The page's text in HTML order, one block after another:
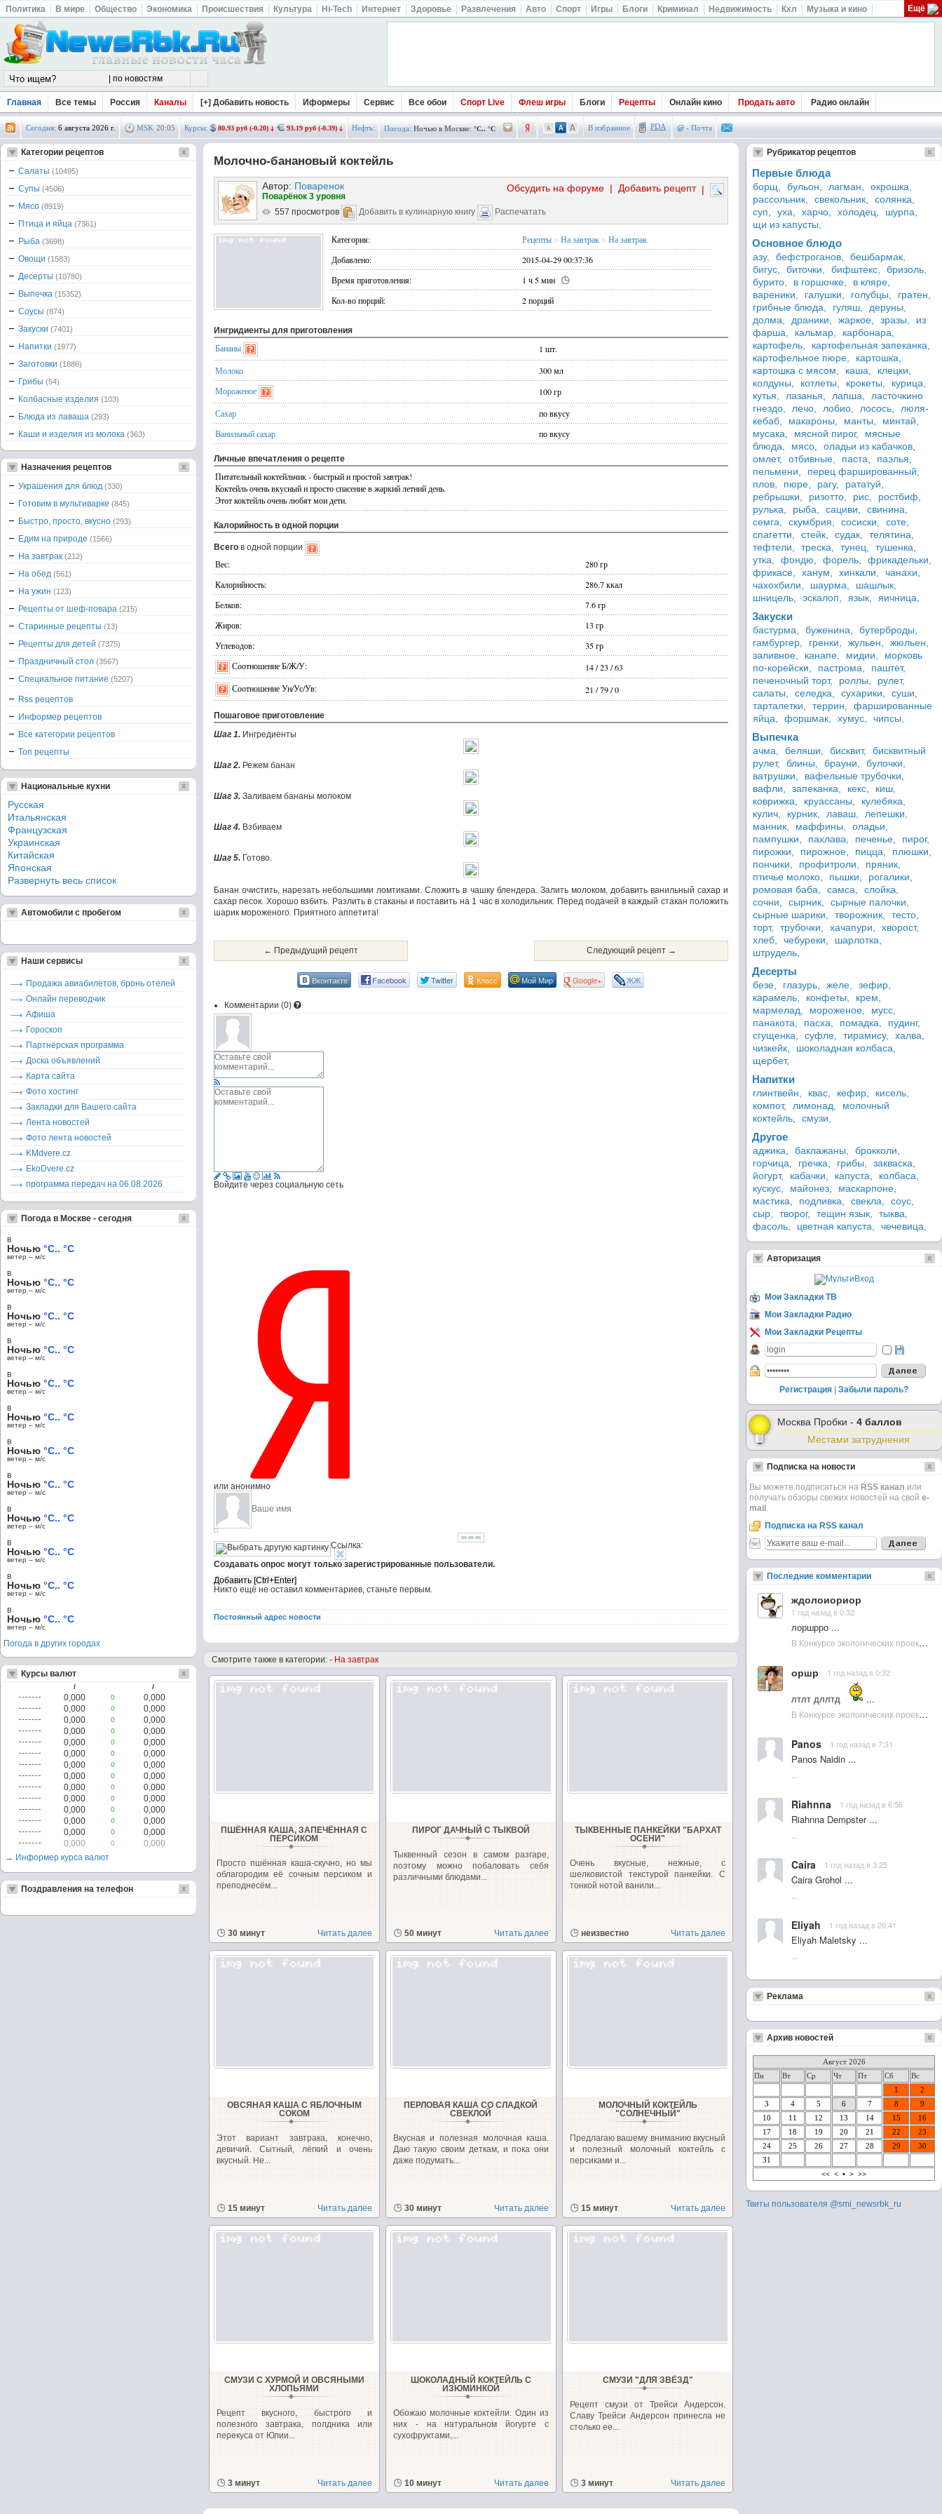
Политика В мире Общество Экономика Происшествия Культура Hi-Tech Интернет Здоровье Развлечения Авто Спорт Игры Блоги Криминал Недвижимость Кхл Музыка и кино Ещё
Главная Все темы Россия Каналы [+] Добавить новость Иформеры Сервис Все обои Спорт Live Флеш игры Блоги Рецепты Онлайн кино Продать авто Радио онлайн
Сегодня: 6 августа 2026 г. MSK 20:05 Курсы: 80.93 руб (-0.20) 93.19 руб (-0.39) Нефть: Погода: Ночью в Москве: °C.. °C В избранное PDA @ - Почта
Молочно-банановый коктейль
Автор: Поваренок |
Добавить рецепт
|
Обсудить на форуме
Поварёнок 3 уровня
557 просмотров
Добавить в кулинарную книгу Распечатать
Категория: Рецепты > На завтрак > На завтрак
Добавлено:
2015-04-29 00:37:36
Время приготовления:
1 ч 5 мин
Кол-во порций:
2 порций
Ингридиенты для приготовления
Бананы
1 шт.
Молоко
300 мл
Мороженое
100 гр
Сахар
по вкусу
Ванильный сахар
по вкусу
Личные впечатления о рецепте
Питательный коктейльчик - быстрый и простой завтрак!
Коктейль очень вкусный и просто спасение в жаркий летний день.
Этот коктейль очень любят мои дети.
Калорийность в одной порции
Всего в одной порции
Вес: 280гр
Калорийность:
286.7ккал
Белков:
7.6гр
Жиров:
13 гр
Углеводов:
35гр
Соотношение Б/Ж/У:
14/23 /63
Соотношение Ун/Ус/Ув:
21 /79/0
Пошаговое приготовление
Шаг 1. Ингредиенты
Шаг 2. Режем банан
Шаг 3. Заливаем бананы молоком
Шаг 4. Взбиваем
Шаг 5. Готово.
Банан очистить, нарезать небольшими ломтиками. Сложить в чашку блендера. Залить молоком, добавить ванильный сахар и
сахар песок. Хорошо взбить. Разлить в стаканы и поставить на 1 час в холодильник. Перед подачей в каждый стакан положить
шарик мороженого. Приятного аппетита!
← Предыдущий рецепт Следующий рецепт →
Вконтакте Facebook Twitter Класс Мой Мир Google+ ЖЖ
Комментарии (0)
Войдите через социальную сеть
или анонимно
Ссылка:
Создавать опрос могут только зарегистрированные пользователи.
Никто ещё не оставил комментариев, станьте первым.
Постоянный адрес новости
Смотрите также в категории: - На завтрак
ПШЁННАЯ КАША, ЗАПЕЧЁННАЯ С
ПЕРСИКОМ
Просто пшённая каша-скучно, но мы
облагородим её сочным персиком и
преподнесём...
30 минут Читать далее
ПИРОГ ДАЧНЫЙ С ТЫКВОЙ
Тыквенный сезон в самом разгаре,
поэтому можно побаловать себя
различными блюдами...
50 минут Читать далее
ТЫКВЕННЫЕ ПАНКЕЙКИ "БАРХАТ
ОСЕНИ"
Очень вкусные, нежные, с
шелковистой текстурой панкейки. С
тонкой нотой ванили...
неизвестно Читать далее
ОВСЯНАЯ КАША С ЯБЛОЧНЫМ
СОКОМ
Этот вариант завтрака, конечно,
девичий. Сытный, лёгкий и очень
вкусный. Не...
15 минут Читать далее
ПЕРЛОВАЯ КАША СО СЛАДКОЙ
СВЕКЛОЙ
Вкусная и полезная молочная каша.
Даю такую своим деткам, и пока они
даже подумать...
30 минут Читать далее
МОЛОЧНЫЙ КОКТЕЙЛЬ
"СОЛНЕЧНЫЙ"
Предлагаю вашему вниманию вкусный
и полезный молочный коктейль с
персиками и...
15 минут Читать далее
СМУЗИ С ХУРМОЙ И ОВСЯНЫМИ
ХЛОПЬЯМИ
Рецепт вкусного, быстрого и
полезного завтрака, полдника или
перекуса от Юлии...
3 минут Читать далее
ШОКОЛАДНЫЙ КОКТЕЙЛЬ С
ИЗЮМИНКОЙ
Обожаю молочные коктейли. Один из
них - на натуральном йогурте с
сухофруктами,...
10 минут Читать далее
СМУЗИ "ДЛЯ ЗВЁЗД"
Рецепт смузи от Трейси Андерсон.
Славу Трейси Андерсон принесла не
столько ее...
3 минут Читать далее
Категории рецептов
Салаты (10495)
Супы (4506)
Мясо (8919)
Птица и яйца (7361)
Рыба (3698)
Овощи (1583)
Десерты (10780)
Выпечка (15352)
Соусы (874)
Закуски (7401)
Напитки (1977)
Заготовки (1886)
Грибы (54)
Колбасные изделия (103)
Блюда из лаваша (293)
Каши и изделия из молока (363)
Назначения рецептов
Украшения для блюд (330)
Готовим в мультиварке (845)
Быстро, просто, вкусно (293)
Едим на природе (1566)
На завтрак (212)
На обед (561)
На ужин (123)
Рецепты от шеф-повара (215)
Старинные рецепты (13)
Рецепты для детей (7375)
Праздничный стол (3567)
Специальное питание (5207)
Rss рецептов
Информер рецептов
Все категории рецептов
Топ рецепты
Национальные кухни
Русская
Итальянская
Французская
Украинская
Китайская
Японская
Развернуть весь список
Автомобили с пробегом
Наши сервисы
Продажа авиабилетов, бронь отелей
Онлайн переводчик
Афиша
Гороскоп
Партнёрская программа
Доска объявлений
Карта сайта
Фото хостинг
Закладки для Вашего сайта
Лента новостей
Фото лента новостей
KMdvere.cz
EkoDvere.cz
программа передач на 06.08.2026
Погода в Москве - сегодня
в
Ночью °C.. °C
ветер – м/c
в
Ночью °C.. °C
ветер – м/c
в
Ночью °C.. °C
ветер – м/c
в
Ночью °C.. °C
ветер – м/c
в
Ночью °C.. °C
ветер – м/c
в
Ночью °C.. °C
ветер – м/c
в
Ночью °C.. °C
ветер – м/c
в
Ночью °C.. °C
ветер – м/c
в
Ночью °C.. °C
ветер – м/c
в
Ночью °C.. °C
ветер – м/c
в
Ночью °C.. °C
ветер – м/c
в
Ночью °C.. °C
ветер – м/c
Погода в других городах
Курсы валют
/ /
0,000 0
0,000
0,000
0
0,000
0,000
0
0,000
0,000
0
0,000
0,000
0
0,000
0,000
0
0,000
0,000
0
0,000
0,000
0
0,000
0,000
0
0,000
0,000
0
0,000
0,000
0
0,000
0,000
0
0,000
0,000
0
0,000
0,000
0
0,000
→ Информер курса валют
Поздравления на телефон
Рубрикатор рецептов
Первые блюда
борщ, бульон, лагман,
окрошка,
рассольник,
свекольник,
солянка,
суп,
уха, харчо, холодец,
шурпа,
щи из капусты,
Основное блюдо
азу, бефстроганов,
бешбармак,
бигус,
биточки, бифштекс,
бризоль,
бурито,
в горшочке,
в кляре,
вареники,
галушки, голубцы,
гратен,
грибные блюда,
гуляш,
деруны,
долма,
драники, жаркое, зразы,
из
фарша,
кальмар,
карбонара,
картофель,
картофельная запеканка,
картофельное пюре,
картошка,
картошка с мясом,
каша,
клецки,
колдуны,
котлеты, крокеты,
курица,
кутья,
лазанья, лапша,
ласточкино
гнездо,
лечо, лобио, лосось,
люля-
кебаб,
макароны, манты,
минтай,
мусака,
мясной пирог,
мясные
блюда,
мясо,
оладьи из кабачков,
омлет,
отбивные, паста,
паэлья,
пельмени,
перец фаршированный,
плов,
пюре, рагу,
рататуй,
ребрышки,
ризотто, рис,
ростбиф,
рулька,
рыба, сациви,
свинина,
семга,
скумбрия, сосиски,
соте,
спагетти,
стейк, судак,
телятина,
тефтели,
треска, тунец,
тушенка,
утка,
фондю, форель,
фрикадельки,
фрикасе,
ханум, хинкали,
чанахи,
чахохбили,
шаурма,
шашлык,
шницель,
эскалоп, язык, яичница,
Закуски
бастурма, буженина,
бутерброды,
гамбургер,
гренки, жульен,
жюльен,
заливное,
канапе, мидии,
морковь
по-корейски,
пастрома,
паштет,
печеночный торт,
роллы,
рулет,
салаты,
селедка, сухарики,
суши,
тарталетки,
террин,
фаршированные
яйца,
форшмак, хумус, чипсы,
Выпечка
ачма, беляши, бисквит,
бисквитный
рулет,
блины, брауни,
булочки,
ватрушки,
вафельные трубочки,
вафли,
запеканка, кекс,
киш,
коврижка,
круассаны,
кулебяка,
кулич,
курник, лаваш,
лепешки,
манник,
маффины,
оладьи,
пампушки,
пахлава, печенье,
пирог,
пирожки,
пирожное, пицца,
плюшки,
пончики,
профитроли,
пряник,
птичье молоко,
пышки,
рогалики,
ромовая баба,
самса,
слойка,
сочни,
сырник,
сырные палочки,
сырные шарики,
творожник,
тесто,
торт,
трубочки, хачапури,
хворост,
хлеб,
чебуреки,
шарлотка,
штрудель,
Десерты
безе, глазурь, желе,
зефир,
карамель,
конфеты,
крем,
мармелад,
мороженое,
мусс,
панакота,
пасха, помадка,
пудинг,
сгущенка,
суфле, тирамису,
халва,
чизкейк,
шоколадная колбаса,
щербет,
Напитки
глинтвейн, квас, кефир,
кисель,
компот,
лимонад,
молочный
коктейль,
смузи,
Другое
аджика, баклажаны,
брокколи,
горчица,
гречка, грибы,
закваска,
йогурт,
кабачки, капуста,
колбаса,
кускус,
майонез,
маскарпоне,
мастика,
подливка, свекла,
соус,
сыр,
творог, тещин язык,
тыква,
фасоль,
цветная капуста, чечевица,
Авторизация
Мои Закладки ТВ
Мои Закладки Радио
Мои Закладки Рецепты
Регистрация Забыли пароль?
Москва Пробки - 4 баллов
Местами затруднения
Подписка на новости
Вы можете подписаться на RSS канал или
получать обзоры свежих новостей на свой e-
mail .
Подписка на RSS канал
Последние комментарии
ждолоиориор
1 год назад в 0:32
лоршрро ...
В Конкурсе экологических проектов в Подмосковье активно участвовала молодежь :: NewsRbk.ru...
оршр 1 год назад в 0:32
лтлт дллтд
...
В Конкурсе экологических проектов в Подмосковье активно участвовала молодежь :: NewsRbk.ru...
Panos 1 год назад в 7:31
Panos Naidin ...
Riahnna 1 год назад в 6:56
Riahnna Dempster ...
Caira 1 год назад в 3:25
Caira Grohol ...
Eliyah 1 год назад в 20:41
Eliyah Maletsky ...
Реклама
Архив новостей
Август 2026
Пн
Вт Ср Чт Пт Сб
Вс
1
2
3
4 5 6 7 8
9
10
11 12 13 14 15
16
17
18 19 20 21 22
23
24
25 26 27 28 29
30
31
<< < • > >>
Твиты пользователя @smi_newsrbk_ru